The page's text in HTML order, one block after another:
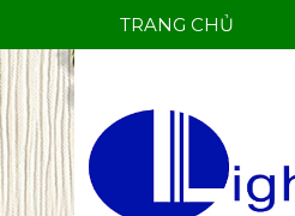
TRANG CHỦ